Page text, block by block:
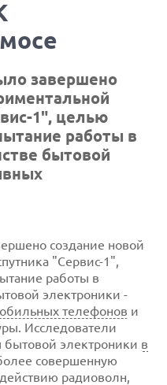
завершено
1", целью
работы в
бытовой
создание новой
"Сервис-1",
работы в
электроники -
телефонов и
Исследователи
бытовой электроники в
совершенную
радиоволн,